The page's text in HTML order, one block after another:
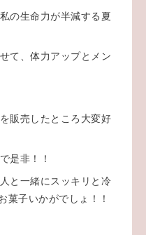
の生命力が半減する夏
て、体力アップとメン
販売したところ大変好
是非！！
と一緒にスッキリと冷
菓子いかがでしょ！！